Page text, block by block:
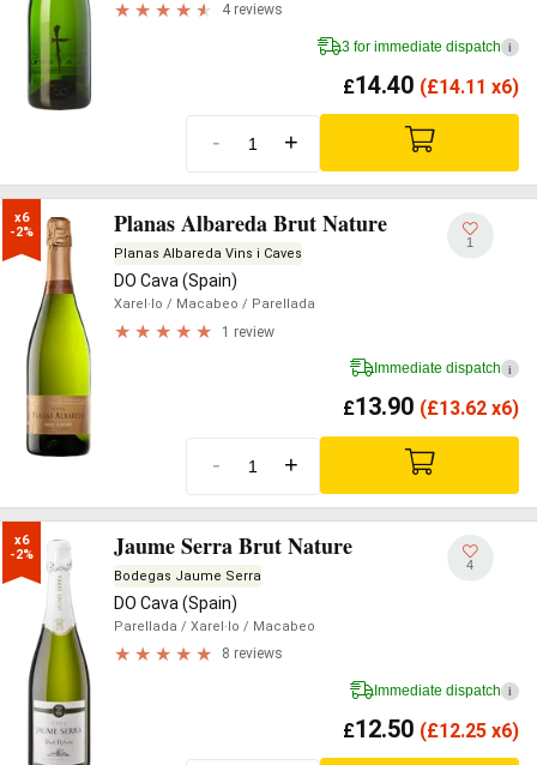
4 reviews
3 for immediate dispatch i
£14.40 (£14.11 x6)
- +
x6
-2%
Planas Albareda Brut Nature
Planas Albareda Vins i Caves
DO Cava (Spain)
Xarel·lo / Macabeo / Parellada
1 review
1
Immediate dispatch i
£13.90 (£13.62 x6)
- +
x6
-2% Jaume Serra Brut Nature
Bodegas Jaume Serra
DO Cava (Spain)
Parellada / Xarel·lo / Macabeo
8 reviews
4
Immediate dispatch i
£12.50 (£12.25 x6)